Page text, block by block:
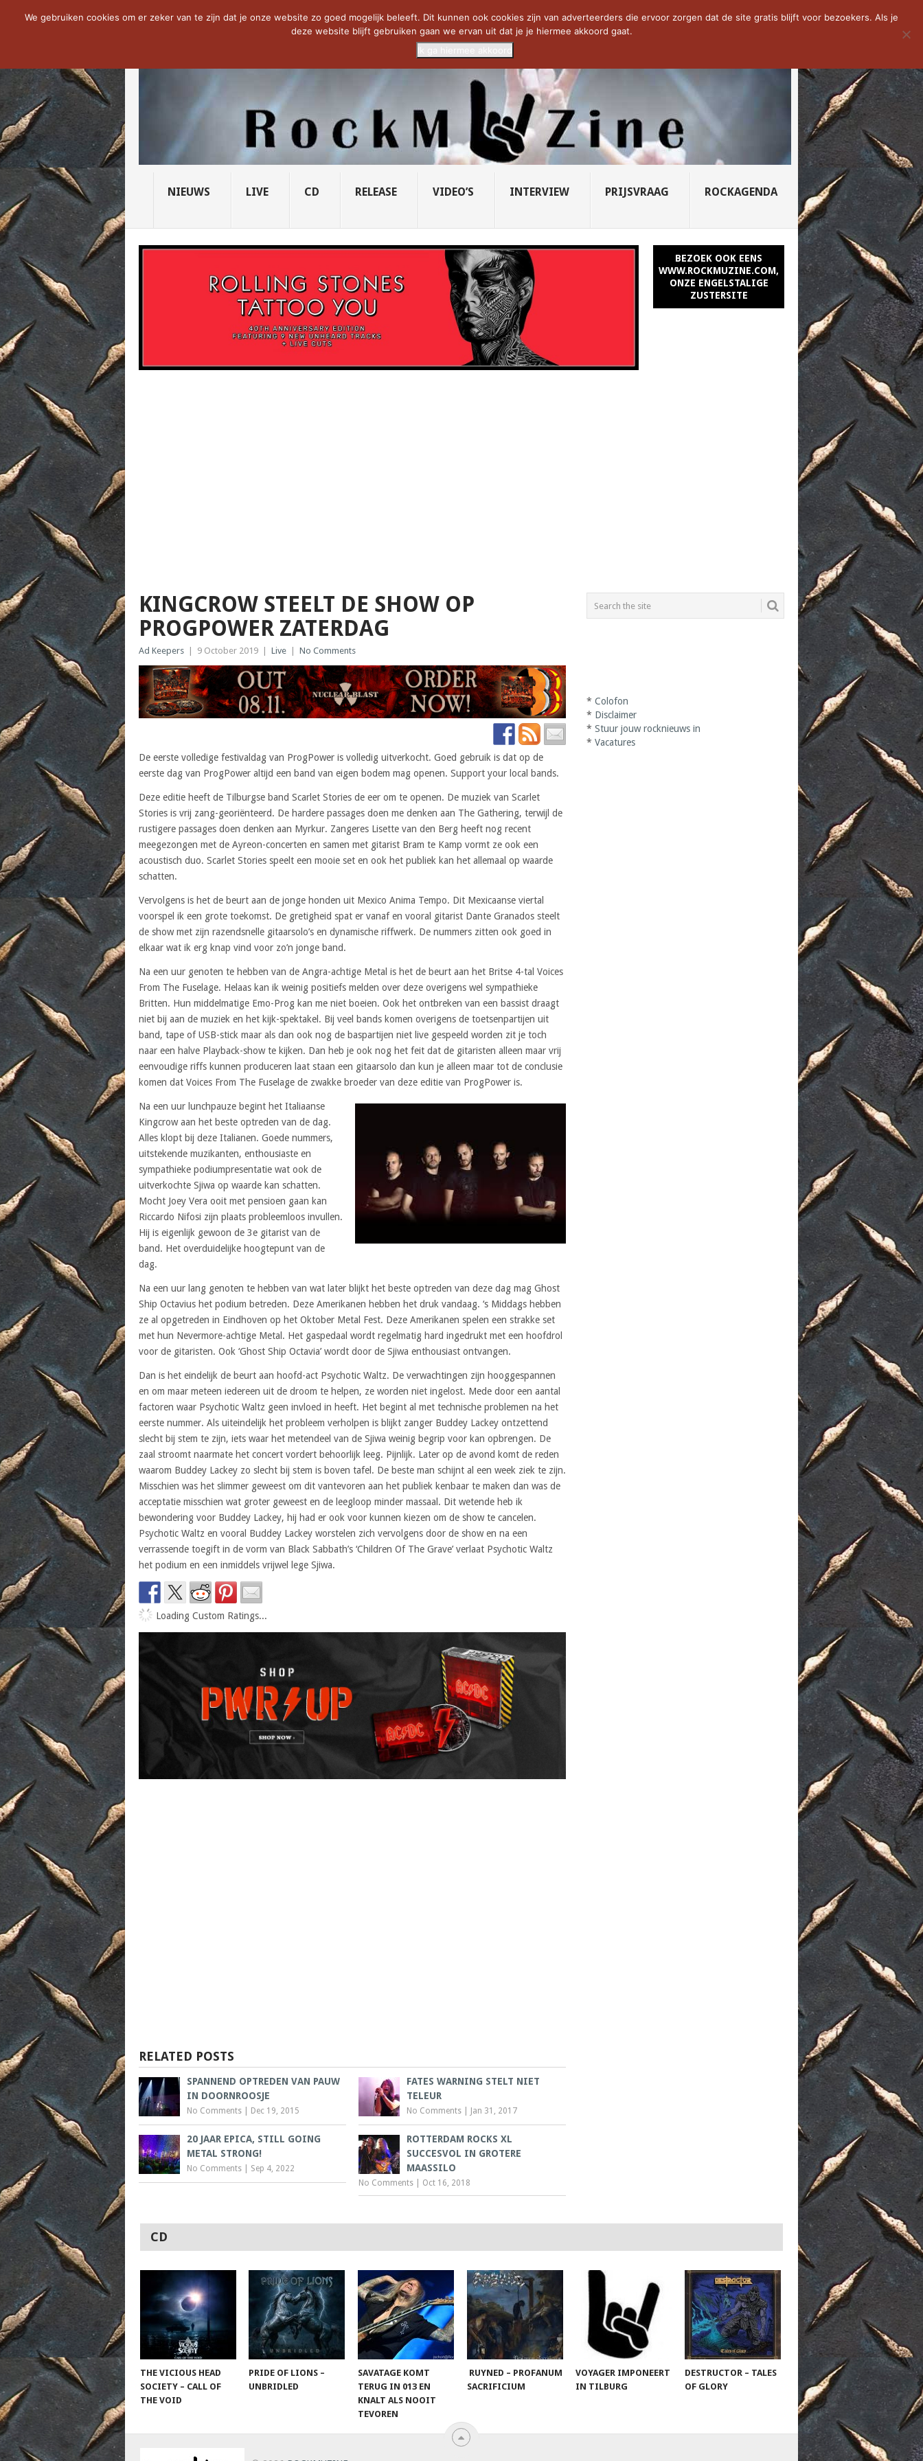
NOW TRENDING: THE VICIOUS HEAD SOCIETY... PRIDE OF LIONS – U... SAVATAGE KOMT TERUG IN 0... CD VAN DE WEEK: SLEEPING...
NIEUWS LIVE CD RELEASE VIDEO’S INTERVIEW PRIJSVRAAG ROCKAGENDA
BEZOEK OOK EENS
WWW.ROCKMUZINE.COM,
ONZE ENGELSTALIGE
ZUSTERSITE
KINGCROW STEELT DE SHOW OP
PROGPOWER ZATERDAG
Ad Keepers 9 October 2019 Live No Comments
De eerste volledige festivaldag van ProgPower is volledig uitverkocht. Goed gebruik is dat op de
eerste dag van ProgPower altijd een band van eigen bodem mag openen. Support your local bands.
Deze editie heeft de Tilburgse band Scarlet Stories de eer om te openen. De muziek van Scarlet
Stories is vrij zang-georiënteerd. De hardere passages doen me denken aan The Gathering, terwijl de
rustigere passages doen denken aan Myrkur. Zangeres Lisette van den Berg heeft nog recent
meegezongen met de Ayreon-concerten en samen met gitarist Bram te Kamp vormt ze ook een
acoustisch duo. Scarlet Stories speelt een mooie set en ook het publiek kan het allemaal op waarde
schatten.
Vervolgens is het de beurt aan de jonge honden uit Mexico Anima Tempo. Dit Mexicaanse viertal
voorspel ik een grote toekomst. De gretigheid spat er vanaf en vooral gitarist Dante Granados steelt
de show met zijn razendsnelle gitaarsolo’s en dynamische riffwerk. De nummers zitten ook goed in
elkaar wat ik erg knap vind voor zo’n jonge band.
Na een uur genoten te hebben van de Angra-achtige Metal is het de beurt aan het Britse 4-tal Voices
From The Fuselage. Helaas kan ik weinig positiefs melden over deze overigens wel sympathieke
Britten. Hun middelmatige Emo-Prog kan me niet boeien. Ook het ontbreken van een bassist draagt
niet bij aan de muziek en het kijk-spektakel. Bij veel bands komen overigens de toetsenpartijen uit
band, tape of USB-stick maar als dan ook nog de baspartijen niet live gespeeld worden zit je toch
naar een halve Playback-show te kijken. Dan heb je ook nog het feit dat de gitaristen alleen maar vrij
eenvoudige riffs kunnen produceren laat staan een gitaarsolo dan kun je alleen maar tot de conclusie
komen dat Voices From The Fuselage de zwakke broeder van deze editie van ProgPower is.
Na een uur lunchpauze begint het Italiaanse
Kingcrow aan het beste optreden van de dag.
Alles klopt bij deze Italianen. Goede nummers,
uitstekende muzikanten, enthousiaste en
sympathieke podiumpresentatie wat ook de
uitverkochte Sjiwa op waarde kan schatten.
Mocht Joey Vera ooit met pensioen gaan kan
Riccardo Nifosi zijn plaats probleemloos invullen.
Hij is eigenlijk gewoon de 3e gitarist van de
band. Het overduidelijke hoogtepunt van de
dag.
Na een uur lang genoten te hebben van wat later blijkt het beste optreden van deze dag mag Ghost
Ship Octavius het podium betreden. Deze Amerikanen hebben het druk vandaag. ‘s Middags hebben
ze al opgetreden in Eindhoven op het Oktober Metal Fest. Deze Amerikanen spelen een strakke set
met hun Nevermore-achtige Metal. Het gaspedaal wordt regelmatig hard ingedrukt met een hoofdrol
voor de gitaristen. Ook ‘Ghost Ship Octavia’ wordt door de Sjiwa enthousiast ontvangen.
Dan is het eindelijk de beurt aan hoofd-act Psychotic Waltz. De verwachtingen zijn hooggespannen
en om maar meteen iedereen uit de droom te helpen, ze worden niet ingelost. Mede door een aantal
factoren waar Psychotic Waltz geen invloed in heeft. Het begint al met technische problemen na het
eerste nummer. Als uiteindelijk het probleem verholpen is blijkt zanger Buddey Lackey ontzettend
slecht bij stem te zijn, iets waar het metendeel van de Sjiwa weinig begrip voor kan opbrengen. De
zaal stroomt naarmate het concert vordert behoorlijk leeg. Pijnlijk. Later op de avond komt de reden
waarom Buddey Lackey zo slecht bij stem is boven tafel. De beste man schijnt al een week ziek te zijn.
Misschien was het slimmer geweest om dit vantevoren aan het publiek kenbaar te maken dan was de
acceptatie misschien wat groter geweest en de leegloop minder massaal. Dit wetende heb ik
bewondering voor Buddey Lackey, hij had er ook voor kunnen kiezen om de show te cancelen.
Psychotic Waltz en vooral Buddey Lackey worstelen zich vervolgens door de show en na een
verrassende toegift in de vorm van Black Sabbath’s ‘Children Of The Grave’ verlaat Psychotic Waltz
het podium en een inmiddels vrijwel lege Sjiwa.
Loading Custom Ratings...
RELATED POSTS
SPANNEND OPTREDEN VAN PAUW
IN DOORNROOSJE
No Comments Dec 19, 2015
FATES WARNING STELT NIET
TELEUR
No Comments Jan 31, 2017
20 JAAR EPICA, STILL GOING
METAL STRONG!
No Comments Sep 4, 2022
ROTTERDAM ROCKS XL
SUCCESVOL IN GROTERE
MAASSILO
No Comments Oct 16, 2018
*Colofon
* Disclaimer
*Stuur jouw rocknieuws in
*Vacatures
CD
THE VICIOUS HEAD
SOCIETY – CALL OF
THE VOID
PRIDE OF LIONS –
UNBRIDLED
SAVATAGE KOMT
TERUG IN 013 EN
KNALT ALS NOOIT
TEVOREN
RUYNED – PROFANUM
SACRIFICIUM
VOYAGER IMPONEERT
IN TILBURG
DESTRUCTOR – TALES
OF GLORY
We gebruiken cookies om er zeker van te zijn dat je onze website zo goed mogelijk beleeft. Dit kunnen ook cookies zijn van adverteerders die ervoor zorgen dat de site gratis blijft voor bezoekers. Als je
deze website blijft gebruiken gaan we ervan uit dat je je hiermee akkoord gaat.
Ik ga hiermee akkoord